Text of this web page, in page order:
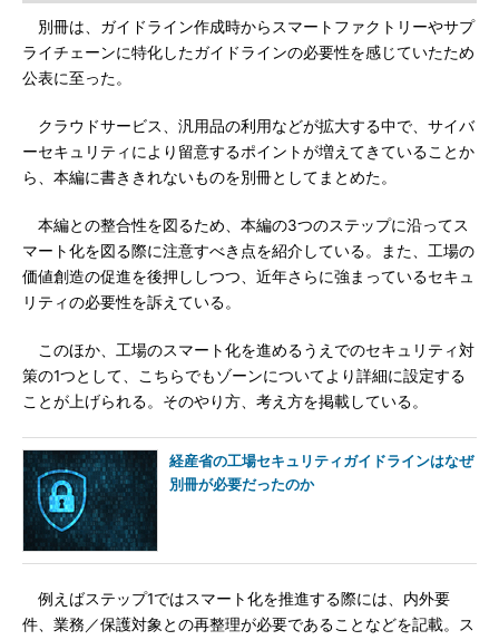
別冊は、ガイドライン作成時からスマートファクトリーやサプ
ライチェーンに特化したガイドラインの必要性を感じていたため
公表に至った。
クラウドサービス、汎用品の利用などが拡大する中で、サイバ
ーセキュリティにより留意するポイントが増えてきていることか
ら、本編に書ききれないものを別冊としてまとめた。
本編との整合性を図るため、本編の3つのステップに沿ってス
マート化を図る際に注意すべき点を紹介している。また、工場の
価値創造の促進を後押ししつつ、近年さらに強まっているセキュ
リティの必要性を訴えている。
このほか、工場のスマート化を進めるうえでのセキュリティ対
策の1つとして、こちらでもゾーンについてより詳細に設定する
ことが上げられる。そのやり方、考え方を掲載している。
経産省の工場セキュリティガイドラインはなぜ
別冊が必要だったのか
例えばステップ1ではスマート化を推進する際には、内外要
件、業務／保護対象との再整理が必要であることなどを記載。ス